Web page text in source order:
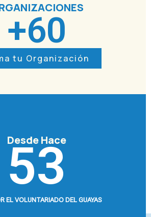
+60
tu Organización
Desde Hace
EL VOLUNTARIADO DEL GUAYAS
53